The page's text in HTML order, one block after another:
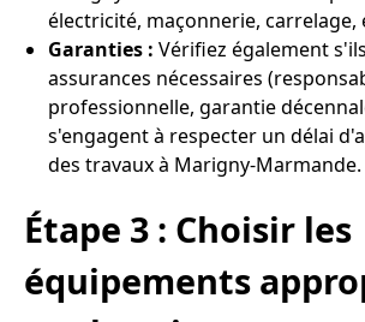
électricité, maçonnerie, carrelage,
Garanties : Vérifiez également
assurances nécessaires
professionnelle, garantie
s'engagent à respecter un délai
des travaux à Marigny-Marmande.
Étape 3 : Choisir les
équipements